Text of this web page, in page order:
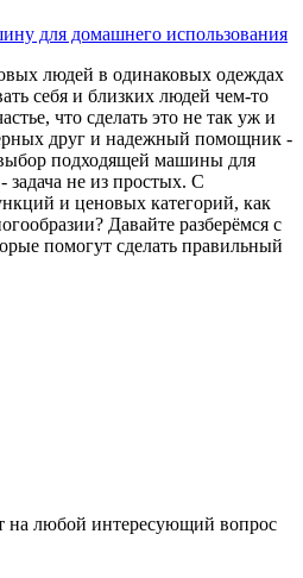
для домашнего использования
людей в одинаковых одеждах
себя и близких людей чем-то
что сделать это не так уж и
друг и надежный помощник -
подходящей машины для
задача не из простых. С
и ценовых категорий, как
Давайте разберёмся с
помогут сделать правильный
на любой интересующий вопрос